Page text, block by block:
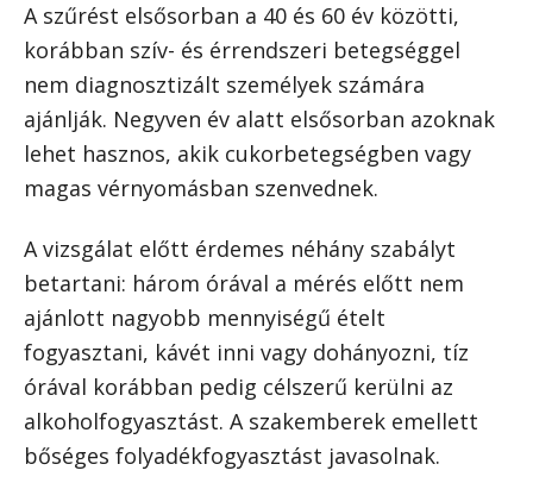
A szűrést elsősorban a 40 és 60 év közötti,
korábban szív- és érrendszeri betegséggel
nem diagnosztizált személyek számára
ajánlják. Negyven év alatt elsősorban azoknak
lehet hasznos, akik cukorbetegségben vagy
magas vérnyomásban szenvednek.
A vizsgálat előtt érdemes néhány szabályt
betartani: három órával a mérés előtt nem
ajánlott nagyobb mennyiségű ételt
fogyasztani, kávét inni vagy dohányozni, tíz
órával korábban pedig célszerű kerülni az
alkoholfogyasztást. A szakemberek emellett
bőséges folyadékfogyasztást javasolnak.